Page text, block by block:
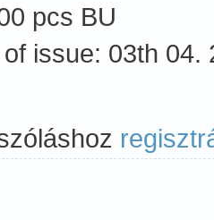
pcs BU
issue: 03th 04.